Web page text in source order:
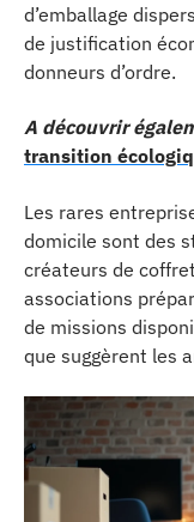
d’emballage
de justification
donneurs d’ordre.
A découvrir
transition
Les rares
domicile sont des
créateurs de
associations
de missions
que suggèrent les